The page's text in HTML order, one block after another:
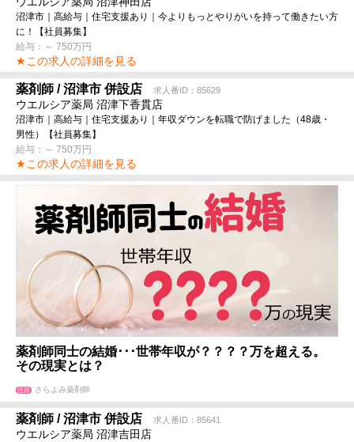
沼津市｜高給与｜住宅支援あり｜今よりもっとやりがいを持って働きたい方
に！【社員募集】
給与：～ 750万円
★この求人の詳細を見る
薬剤師 / 沼津市 併設店 求人番ID：85629
ウエルシア薬局 沼津下香貫店
沼津市｜高給与｜住宅支援あり｜年収ダウンを転職で防げました（48歳・
男性）【社員募集】
給与：～ 750万円
★この求人の詳細を見る
薬剤師同士の結婚･･･世帯年収が？？？？万を超える。
その現実とは？
注目 さらよみ薬剤師
薬剤師 / 沼津市 併設店 求人番ID：85641
ウエルシア薬局 沼津吉田店